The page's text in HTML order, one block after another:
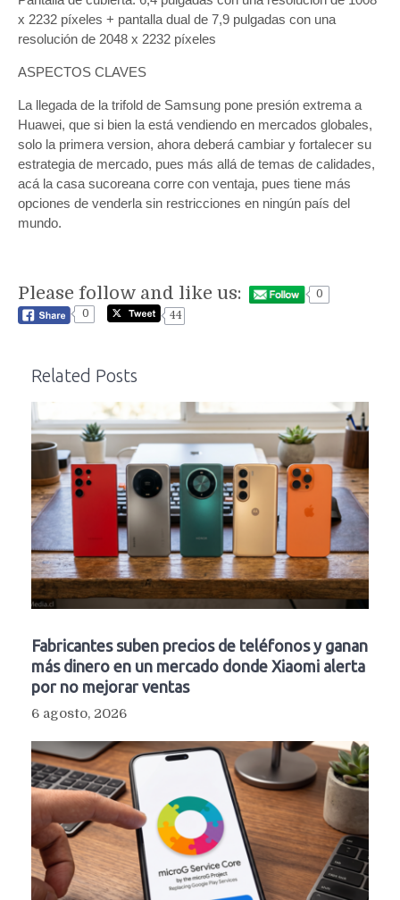
x 2232 píxeles + pantalla dual de 7,9 pulgadas con una
resolución de 2048 x 2232 píxeles
ASPECTOS CLAVES
La llegada de la trifold de Samsung pone presión extrema a
Huawei, que si bien la está vendiendo en mercados globales,
solo la primera version, ahora deberá cambiar y fortalecer su
estrategia de mercado, pues más allá de temas de calidades,
acá la casa sucoreana corre con ventaja, pues tiene más
opciones de venderla sin restricciones en ningún país del
mundo.
Please follow and like us:
0
0
44
Related Posts
Fabricantes suben precios de teléfonos y ganan
más dinero en un mercado donde Xiaomi alerta
por no mejorar ventas
6 agosto, 2026